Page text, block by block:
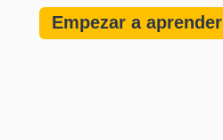
Empezar a aprender